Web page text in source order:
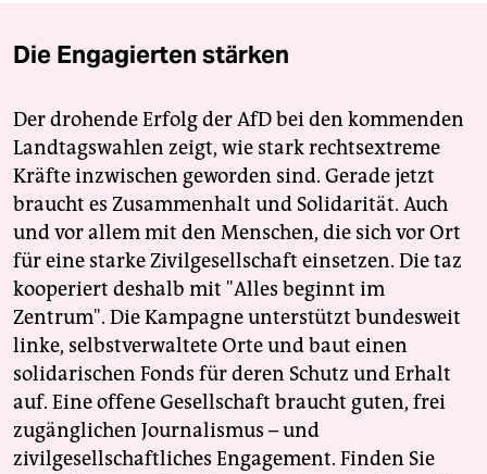
Die Engagierten stärken
Der drohende Erfolg der AfD bei den kommenden
Landtagswahlen zeigt, wie stark rechtsextreme
Kräfte inzwischen geworden sind. Gerade jetzt
braucht es Zusammenhalt und Solidarität. Auch
und vor allem mit den Menschen, die sich vor Ort
für eine starke Zivilgesellschaft einsetzen. Die taz
kooperiert deshalb mit "Alles beginnt im
Zentrum". Die Kampagne unterstützt bundesweit
linke, selbstverwaltete Orte und baut einen
solidarischen Fonds für deren Schutz und Erhalt
auf. Eine offene Gesellschaft braucht guten, frei
zugänglichen Journalismus – und
zivilgesellschaftliches Engagement. Finden Sie